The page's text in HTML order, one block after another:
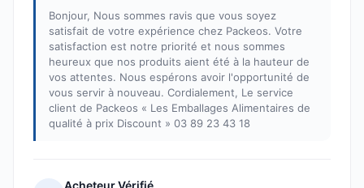
Bonjour, Nous sommes ravis que vous soyez
satisfait de votre expérience chez Packeos. Votre
satisfaction est notre priorité et nous sommes
heureux que nos produits aient été à la hauteur de
vos attentes. Nous espérons avoir l'opportunité de
vous servir à nouveau. Cordialement, Le service
client de Packeos « Les Emballages Alimentaires de
qualité à prix Discount » 03 89 23 43 18